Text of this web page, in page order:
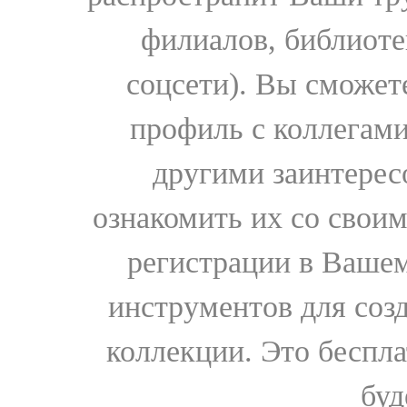
филиалов,
соцсети). Вы
профиль с
другими
ознакомить их со
регистрации в
инструментов для
коллекции. Это